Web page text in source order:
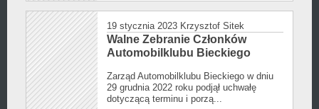
19 stycznia 2023 Krzysztof Sitek
Walne Zebranie Członków
Automobilklubu Bieckiego
Zarząd Automobilklubu Bieckiego w dniu
29 grudnia 2022 roku podjął uchwałę
dotyczącą terminu i porzą...